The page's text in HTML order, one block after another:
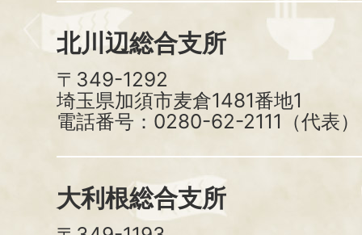
北川辺総合支所
〒349-1292
埼玉県加須市麦倉1481番地1
電話番号：0280-62-2111（代表）
大利根総合支所